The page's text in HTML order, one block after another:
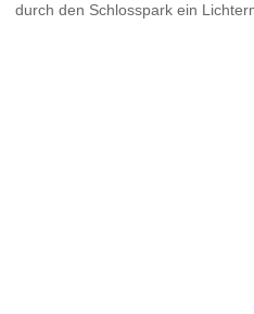
durch den Schlosspark ein